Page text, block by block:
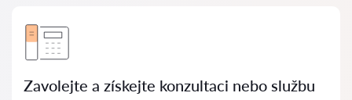
Zavolejte a získejte konzultaci nebo službu